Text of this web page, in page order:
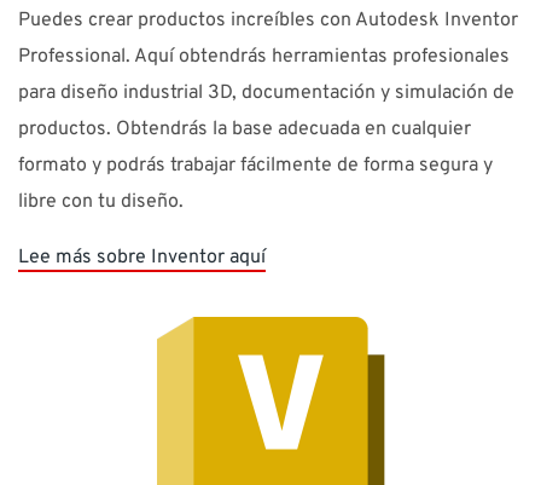
Puedes crear productos increíbles con Autodesk Inventor
Professional. Aquí obtendrás herramientas profesionales
para diseño industrial 3D, documentación y simulación de
productos. Obtendrás la base adecuada en cualquier
formato y podrás trabajar fácilmente de forma segura y
libre con tu diseño.
Lee más sobre Inventor aquí